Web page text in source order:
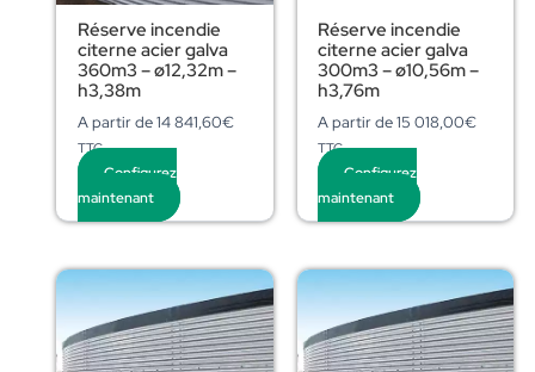
Réserve incendie
citerne acier galva
360m3 – ø12,32m –
h3,38m
A partir de14 841,60€
TTC
Configurez
maintenant
Réserve incendie
citerne acier galva
300m3 – ø10,56m –
h3,76m
A partir de15 018,00€
TTC
Configurez
maintenant